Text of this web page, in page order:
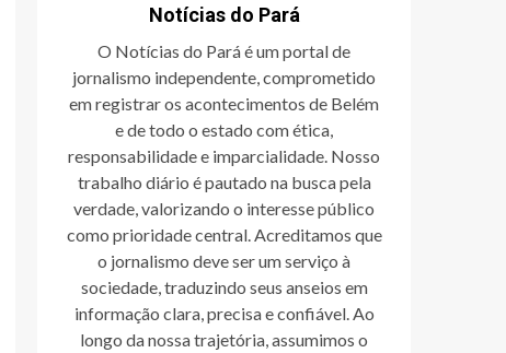
Notícias do Pará
O Notícias do Pará é um portal de
jornalismo independente, comprometido
em registrar os acontecimentos de Belém
e de todo o estado com ética,
responsabilidade e imparcialidade. Nosso
trabalho diário é pautado na busca pela
verdade, valorizando o interesse público
como prioridade central. Acreditamos que
o jornalismo deve ser um serviço à
sociedade, traduzindo seus anseios em
informação clara, precisa e confiável. Ao
longo da nossa trajetória, assumimos o